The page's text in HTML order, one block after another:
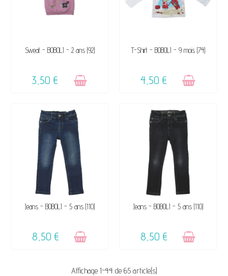
VENDU, VICTIME DE SON
Sweat - BOBOLI - 2 ans (92)
3,50 €
VENDU, VICTIME DE SON
T-Shirt - BOBOLI - 9 mois (74)
4,50 €
VENDU, VICTIME DE SON
Jeans - BOBOLI - 5 ans (110)
8,50 €
VENDU, VICTIME DE SON
Jeans - BOBOLI - 5 ans (110)
8,50 €
Affichage 1-44 de 65 article(s)